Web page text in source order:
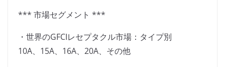
*** 市場セグメント ***
・世界のGFCIレセプタクル市場：タイプ別
10A、15A、16A、20A、その他